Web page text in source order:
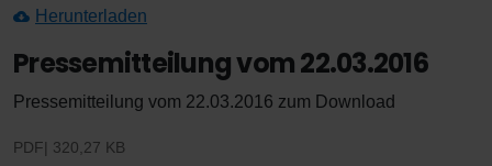
Herunterladen
Pressemitteilung vom 22.03.2016
Pressemitteilung vom 22.03.2016 zum Download
PDF 320,27 KB